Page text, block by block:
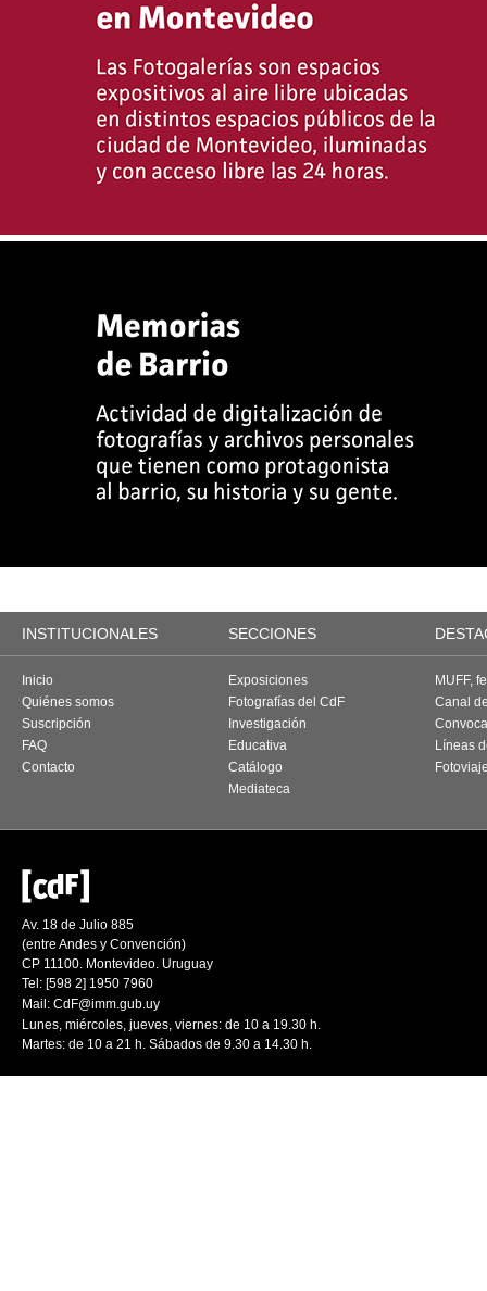
INSTITUCIONALES SECCIONES
Inicio
Quiénes somos
Suscripción
FAQ
Contacto
Exposiciones
Fotografías del CdF
Investigación
Educativa
Catálogo
Mediateca
MUFF,
Canal
Líneas
Av. 18 de Julio 885
(entre Andes y Convención)
CP 11100. Montevideo. Uruguay
Tel: [598 2] 1950 7960
Mail: CdF@imm.gub.uy
Lunes, miércoles, jueves, viernes: de 10 a 19.30 h.
Martes: de 10 a 21 h. Sábados de 9.30 a 14.30 h.